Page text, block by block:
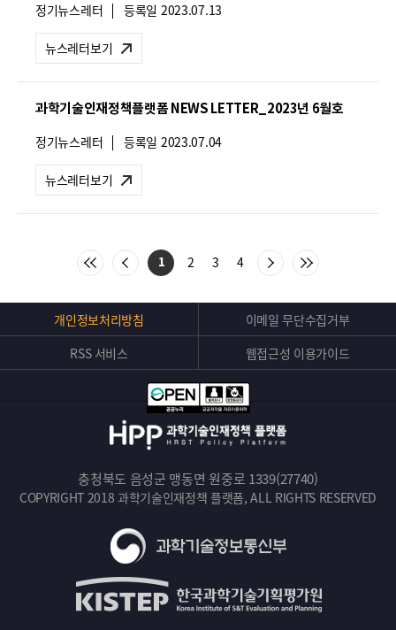
뉴
레
터
유
형
:
정기뉴스레터 등록일 2023.07.13
뉴스레터보기
과학기술인재정책플랫폼 NEWS LETTER_2023년 6월호
뉴
레
터
유
정기뉴스레터 등록일 2023.07.04
뉴스레터보기
처
음
로
이
동
이
전
으
로
이
동
1 2 3 4 다
음
으
로
이
동
마
지
으
로
이
동
버
개인정보처리방침
이메일 무단수집거부
RSS 서비스
웹접근성 이용가이드
충청북도 음성군 맹동면 원중로 1339(27740)
COPYRIGHT 2018 과학기술인재정책 플랫폼, ALL RIGHTS RESERVED